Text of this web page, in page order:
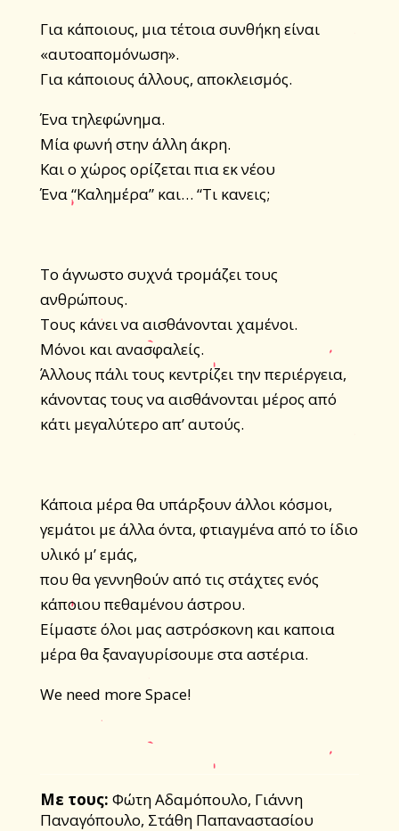
Για κάποιους, μια τέτοια συνθήκη είναι
«αυτοαπομόνωση».
Για κάποιους άλλους, αποκλεισμός.
Ένα τηλεφώνημα.
Μία φωνή στην άλλη άκρη.
Και ο χώρος ορίζεται πια εκ νέου
Ένα “Καλημέρα” και… “Τι κανεις;
Το άγνωστο συχνά τρομάζει τους
ανθρώπους.
Τους κάνει να αισθάνονται χαμένοι.
Μόνοι και ανασφαλείς.
Άλλους πάλι τους κεντρίζει την περιέργεια,
κάνοντας τους να αισθάνονται μέρος από
κάτι μεγαλύτερο απ’ αυτούς.
Kάποια μέρα θα υπάρξουν άλλοι κόσμοι,
γεμάτοι με άλλα όντα, φτιαγμένα από το ίδιο
υλικό μ’ εμάς,
που θα γεννηθούν από τις στάχτες ενός
κάποιου πεθαμένου άστρου.
Είμαστε όλοι μας αστρόσκονη και καποια
μέρα θα ξαναγυρίσουμε στα αστέρια.
We need more Space!
Με τους: Φώτη Αδαμόπουλο, Γιάννη
Παναγόπουλο, Στάθη Παπαναστασίου